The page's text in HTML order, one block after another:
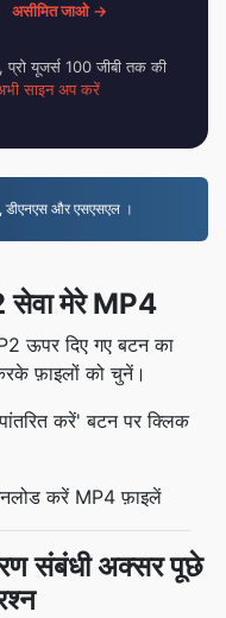
असीमित जाओ →
यूजर्स 100 जीबी तक की
साइन अप करें
डीएनएस और एसएसएल ।
सेवा मेरे MP4
ऊपर दिए गए बटन का
फ़ाइलों को चुनें।
करें' बटन पर क्लिक
करें MP4 फ़ाइलें
संबंधी अक्सर पूछे